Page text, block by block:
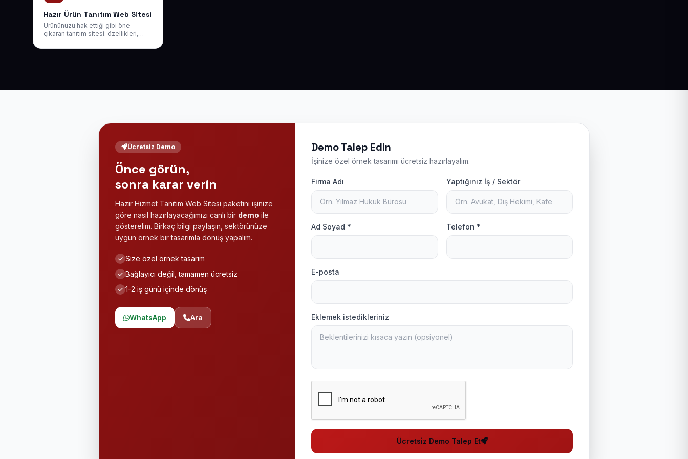
Hazır Ürün Tanıtım Web Sitesi
Ürününüzü hak ettiği gibi öne
çıkaran tanıtım sitesi: özellikleri,
akışla sunup ziyaretçiyi müşteriye
Ücretsiz Demo
Önce görün,
sonra karar verin
Hazır Hizmet Tanıtım Web Sitesi paketini işinize
göre nasıl hazırlayacağımızı canlı bir demo ile
gösterelim. Birkaç bilgi paylaşın, sektörünüze
uygun örnek bir tasarımla dönüş yapalım.
Size özel örnek tasarım
Bağlayıcı değil, tamamen ücretsiz
1-2 iş günü içinde dönüş
WhatsApp Ara
Demo Talep Edin
İşinize özel örnek tasarımı ücretsiz hazırlayalım.
Firma Adı Yaptığınız İş / Sektör
Ad Soyad * Telefon *
E-posta
Eklemek istedikleriniz
Ücretsiz Demo Talep Et